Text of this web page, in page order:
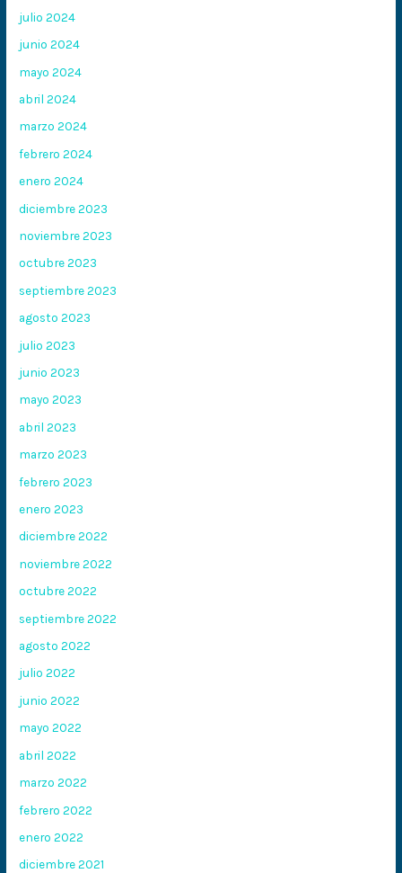
julio 2024
junio 2024
mayo 2024
abril 2024
marzo 2024
febrero 2024
enero 2024
diciembre 2023
noviembre 2023
octubre 2023
septiembre 2023
agosto 2023
julio 2023
junio 2023
mayo 2023
abril 2023
marzo 2023
febrero 2023
enero 2023
diciembre 2022
noviembre 2022
octubre 2022
septiembre 2022
agosto 2022
julio 2022
junio 2022
mayo 2022
abril 2022
marzo 2022
febrero 2022
enero 2022
diciembre 2021